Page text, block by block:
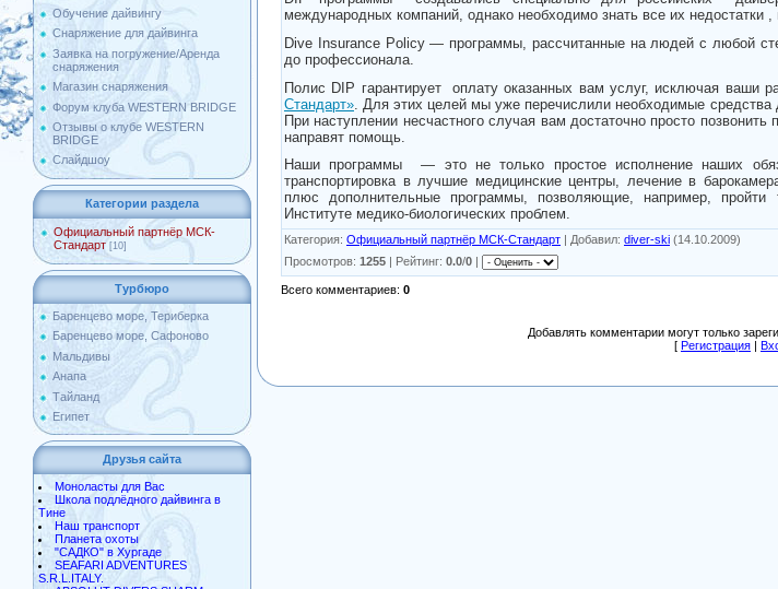
Обучение дайвингу
Снаряжение для дайвинга
Заявка на погружение/Аренда
снаряжения
Магазин снаряжения
Форум клуба WESTERN BRIDGE
Отзывы о клубе WESTERN
BRIDGE
Слайдшоу
Категории раздела
Официальный партнёр МСК-
Стандарт [10]
Турбюро
Баренцево море, Териберка
Баренцево море, Сафоново
Мальдивы
Анапа
Тайланд
Египет
Друзья сайта
Моноласты для Вас
Школа подлёдного дайвинга в
Тине
Наш транспорт
Планета охоты
"САДКО" в Хургаде
SEAFARI ADVENTURES
S.R.L.ITALY.
международных компаний, однако необходимо знать все их недостатки
Dive Insurance Policy — программы, рассчитанные на людей с любой
до профессионала.
Полис DIP гарантирует оплату оказанных вам услуг, исключая ваши
Стандарт» . Для этих целей мы уже перечислили необходимые
При наступлении несчастного случая вам достаточно просто
направят помощь.
Наши программы — это не только простое исполнение наших
транспортировка в лучшие медицинские центры, лечение в
плюс дополнительные программы, позволяющие, например,
Институте медико-биологических проблем.
Категория: Официальный партнёр МСК-Стандарт | Добавил: diver-ski (14.10.2009)
Просмотров: 1255 | Рейтинг: 0.0/0 |
Всего комментариев: 0
Добавлять комментарии могут только
[ Регистрация |